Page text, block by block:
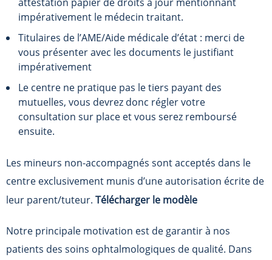
impérativement le médecin traitant.
Titulaires de l’AME/Aide médicale d’état : merci de
vous présenter avec les documents le justifiant
impérativement
Le centre ne pratique pas le tiers payant des
mutuelles, vous devrez donc régler votre
consultation sur place et vous serez remboursé
ensuite.
Les mineurs non-accompagnés sont acceptés dans le
centre exclusivement munis d’une autorisation écrite de
leur parent/tuteur. Télécharger le modèle
Notre principale motivation est de garantir à nos
patients des soins ophtalmologiques de qualité. Dans